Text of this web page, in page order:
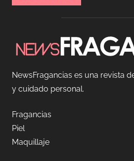
NewsFragancias es una revista
y cuidado personal.
Fragancias
Piel
Maquillaje